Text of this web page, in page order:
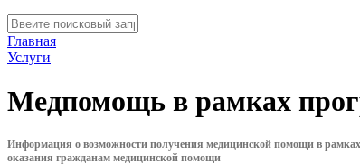
Главная
Услуги
Медпомощь в рамках
Информация о возможности получения медицинской помощи в
оказания гражданам медицинской помощи